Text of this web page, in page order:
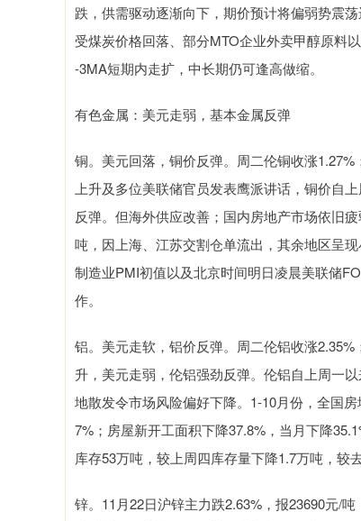
跌，供需驱动逐渐向下，期价预计将偏弱势震
受煤炭价格回落、部分MTO企业外卖甲醇原料
-3MA短期内走扩，中长期仍可逢高做缩。
有色金属：美元走弱，基本金属反弹
铜。美元回落，铜价反弹。周二伦铜收涨
上升及多位美联储官员发表鹰派讲话，铜价自
反弹。但海外供应改善；国内房地产市场依旧
吨，因上海、江苏交割仓单流出，其余地区呈
制造业PMI初值以及北京时间明日凌晨美联储
作。
铝。美元走软，铝价反弹。周二伦铝收涨
升，美元走弱，伦铝强劲反弹。伦铝自上周一
地散发令市场风险偏好下降。1-10月份，全国
7%；房屋新开工面积下降37.8%，当月下降
库存53万吨，较上周四库存量下降1.7万吨，较
锌。11月22日沪锌主力跌2.63%，报23690元/